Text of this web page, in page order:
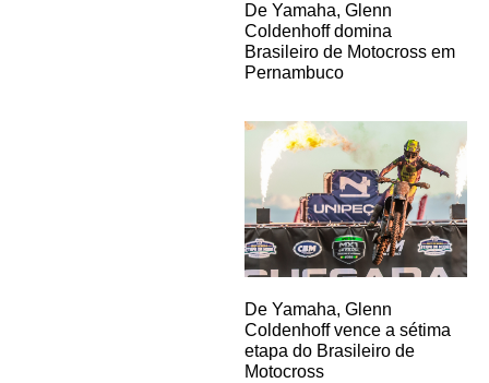
De Yamaha, Glenn
Coldenhoff domina
Brasileiro de Motocross em
Pernambuco
De Yamaha, Glenn
Coldenhoff vence a sétima
etapa do Brasileiro de
Motocross